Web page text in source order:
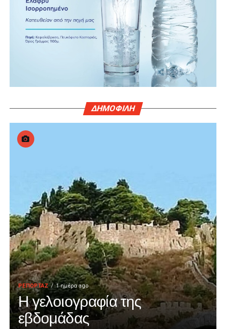
ΔΗΜΟΦΙΛΗ
ΡΕΠΟΡΤΑΖ 1 ημέρα ago
Η γελοιογραφία της
εβδομάδας